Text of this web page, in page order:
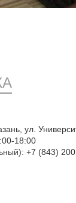
ул.
18:00
): +7 (843)